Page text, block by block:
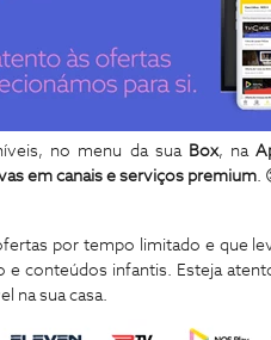
no menu da sua Box, na
em canais e serviços premium.
por tempo limitado e que
e conteúdos infantis. Esteja
na sua casa.